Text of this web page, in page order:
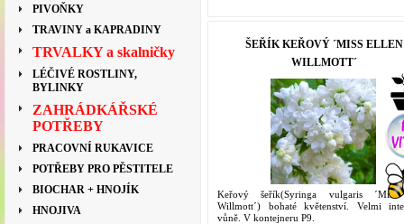
PIVOŇKY
TRAVINY a KAPRADINY
TRVALKY a skalničky
LÉČIVÉ ROSTLINY,
BYLINKY
ZAHRÁDKÁŘSKÉ
POTŘEBY
PRACOVNÍ RUKAVICE
POTŘEBY PRO PĚSTITELE
BIOCHAR + HNOJÍK
HNOJIVA
ŠEŘÍK KEŘOVÝ ´MISS ELLEN
WILLMOTT´
Keřový šeřík(Syringa vulgaris ´Miss
Willmott´) bohaté květenství. Velmi
vůně. V kontejneru P9.